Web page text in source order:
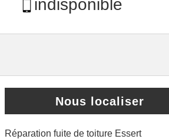
indisponible
Nous localiser
Réparation fuite de toiture Essert